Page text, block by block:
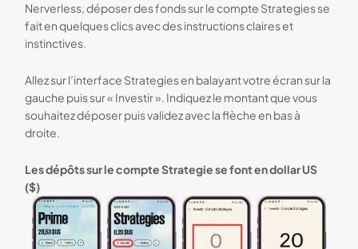
Nerverless, déposer des fonds sur le compte Strategies se
fait en quelques clics avec des instructions claires et
instinctives.
Allez sur l’interface Strategies en balayant votre écran sur la
gauche puis sur « Investir ». Indiquez le montant que vous
souhaitez déposer puis validez avec la flèche en bas à
droite.
Les dépôts sur le compte Strategie se font en dollar US
($)